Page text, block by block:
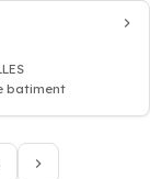
batiment